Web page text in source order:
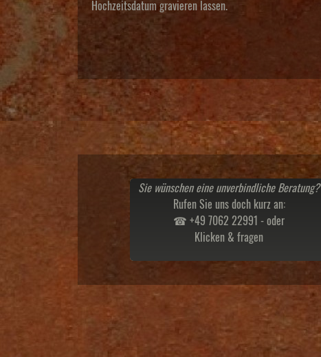
Hochzeitsdatum gravieren lassen.
Sie wünschen eine unverbindliche Beratung?
Rufen Sie uns doch kurz an:
☎ +49 7062 22991 - oder
Klicken & fragen